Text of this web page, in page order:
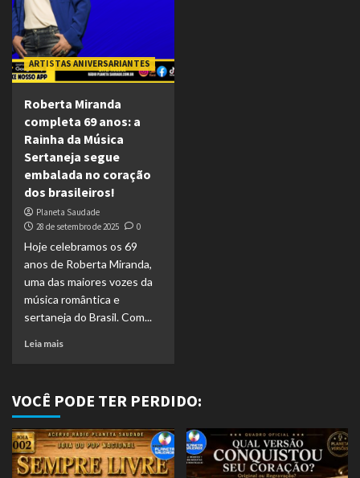
ARTISTAS ANIVERSARIANTES
Roberta Miranda
completa 69 anos: a
Rainha da Música
Sertaneja segue
embalada no coração
dos brasileiros!
Planeta Saudade
28 de setembro de 2025
0
Hoje celebramos os 69
anos de Roberta Miranda,
uma das maiores vozes da
música romântica e
sertaneja do Brasil. Com...
Leia mais
VOCÊ PODE TER PERDIDO: